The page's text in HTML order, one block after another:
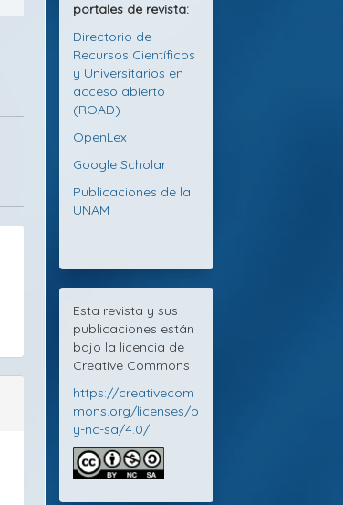
portales de revista:
Directorio de
Recursos Científicos
y Universitarios en
acceso abierto
(ROAD)
OpenLex
Google Scholar
Publicaciones de la
UNAM
Esta revista y sus
publicaciones están
bajo la licencia de
Creative Commons
https://creativecom
mons.org/licenses/b
y-nc-sa/4.0/